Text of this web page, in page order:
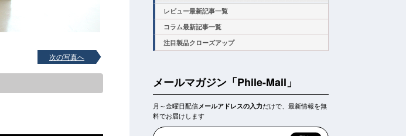
次の写真へ
レビュー最新記事一覧
コラム最新記事一覧
注目製品クローズアップ
メールマガジン「Phile-Mail」
月～金曜日配信メールアドレスの入力だけで、最新情報を無
料でお届けします